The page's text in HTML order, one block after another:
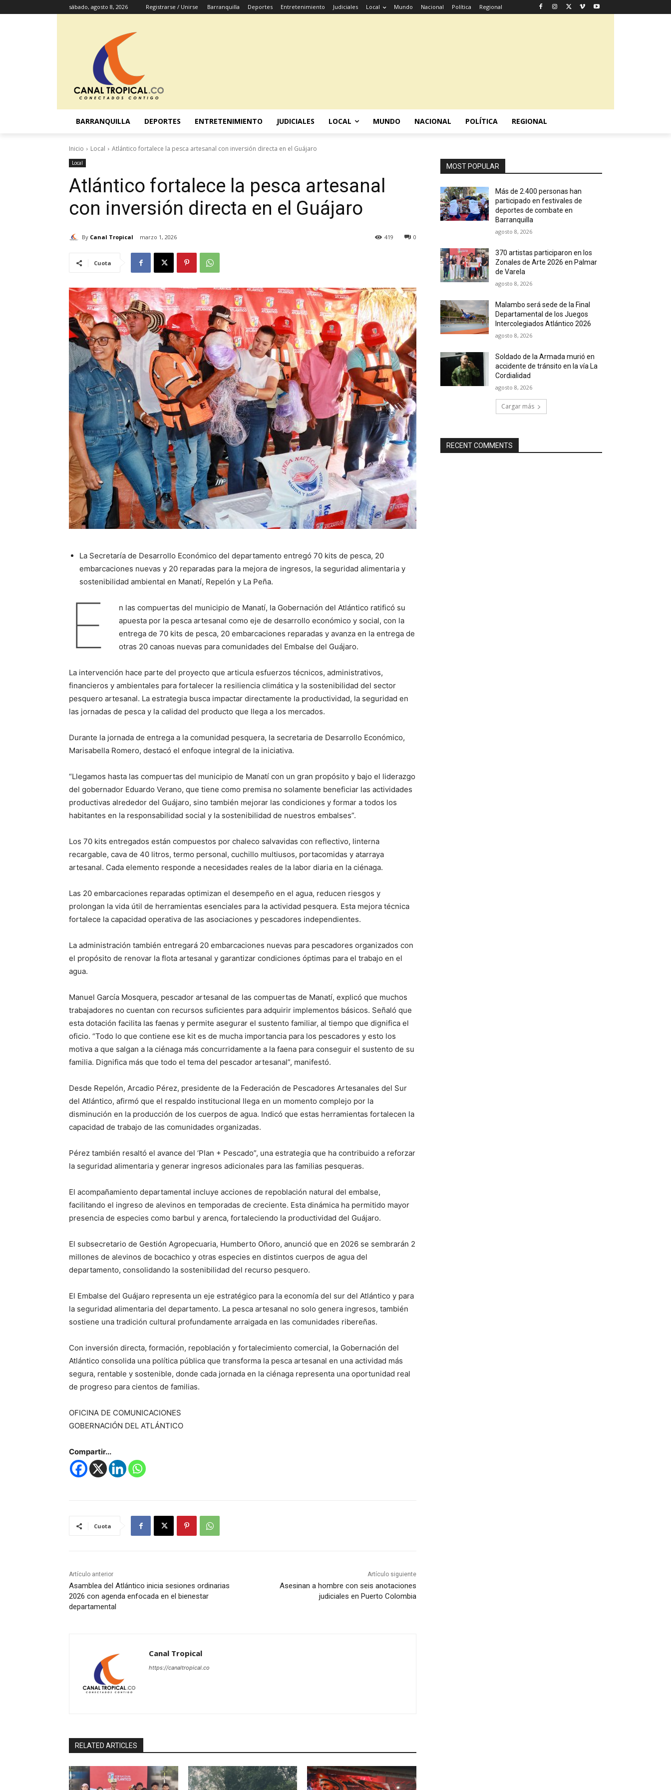
sábado, agosto 8, 2026 Registrarse / Unirse Barranquilla Deportes Entretenimiento Judiciales Local Mundo Nacional Política Regional
BARRANQUILLA DEPORTES ENTRETENIMIENTO JUDICIALES LOCAL MUNDO NACIONAL POLÍTICA REGIONAL
Inicio Local Atlántico fortalece la pesca artesanal con inversión directa en el Guájaro
Local
Atlántico fortalece la pesca artesanal
con inversión directa en el Guájaro
By Canal Tropical marzo 1, 2026 0
419
Cuota
La Secretaría de Desarrollo Económico del departamento entregó 70 kits de pesca, 20
embarcaciones nuevas y 20 reparadas para la mejora de ingresos, la seguridad alimentaria y
sostenibilidad ambiental en Manatí, Repelón y La Peña.
E
n las compuertas del municipio de Manatí, la Gobernación del Atlántico ratificó su
apuesta por la pesca artesanal como eje de desarrollo económico y social, con la
entrega de 70 kits de pesca, 20 embarcaciones reparadas y avanza en la entrega de
otras 20 canoas nuevas para comunidades del Embalse del Guájaro.
La intervención hace parte del proyecto que articula esfuerzos técnicos, administrativos,
financieros y ambientales para fortalecer la resiliencia climática y la sostenibilidad del sector
pesquero artesanal. La estrategia busca impactar directamente la productividad, la seguridad en
las jornadas de pesca y la calidad del producto que llega a los mercados.
Durante la jornada de entrega a la comunidad pesquera, la secretaria de Desarrollo Económico,
Marisabella Romero, destacó el enfoque integral de la iniciativa.
“Llegamos hasta las compuertas del municipio de Manatí con un gran propósito y bajo el liderazgo
del gobernador Eduardo Verano, que tiene como premisa no solamente beneficiar las actividades
productivas alrededor del Guájaro, sino también mejorar las condiciones y formar a todos los
habitantes en la responsabilidad social y la sostenibilidad de nuestros embalses”.
Los 70 kits entregados están compuestos por chaleco salvavidas con reflectivo, linterna
recargable, cava de 40 litros, termo personal, cuchillo multiusos, portacomidas y atarraya
artesanal. Cada elemento responde a necesidades reales de la labor diaria en la ciénaga.
Las 20 embarcaciones reparadas optimizan el desempeño en el agua, reducen riesgos y
prolongan la vida útil de herramientas esenciales para la actividad pesquera. Esta mejora técnica
fortalece la capacidad operativa de las asociaciones y pescadores independientes.
La administración también entregará 20 embarcaciones nuevas para pescadores organizados con
el propósito de renovar la flota artesanal y garantizar condiciones óptimas para el trabajo en el
agua.
Manuel García Mosquera, pescador artesanal de las compuertas de Manatí, explicó que muchos
trabajadores no cuentan con recursos suficientes para adquirir implementos básicos. Señaló que
esta dotación facilita las faenas y permite asegurar el sustento familiar, al tiempo que dignifica el
oficio. “Todo lo que contiene ese kit es de mucha importancia para los pescadores y esto los
motiva a que salgan a la ciénaga más concurridamente a la faena para conseguir el sustento de su
familia. Dignifica más que todo el tema del pescador artesanal”, manifestó.
Desde Repelón, Arcadio Pérez, presidente de la Federación de Pescadores Artesanales del Sur
del Atlántico, afirmó que el respaldo institucional llega en un momento complejo por la
disminución en la producción de los cuerpos de agua. Indicó que estas herramientas fortalecen la
capacidad de trabajo de las comunidades organizadas.
Pérez también resaltó el avance del ‘Plan + Pescado”, una estrategia que ha contribuido a reforzar
la seguridad alimentaria y generar ingresos adicionales para las familias pesqueras.
El acompañamiento departamental incluye acciones de repoblación natural del embalse,
facilitando el ingreso de alevinos en temporadas de creciente. Esta dinámica ha permitido mayor
presencia de especies como barbul y arenca, fortaleciendo la productividad del Guájaro.
El subsecretario de Gestión Agropecuaria, Humberto Oñoro, anunció que en 2026 se sembrarán 2
millones de alevinos de bocachico y otras especies en distintos cuerpos de agua del
departamento, consolidando la sostenibilidad del recurso pesquero.
El Embalse del Guájaro representa un eje estratégico para la economía del sur del Atlántico y para
la seguridad alimentaria del departamento. La pesca artesanal no solo genera ingresos, también
sostiene una tradición cultural profundamente arraigada en las comunidades ribereñas.
Con inversión directa, formación, repoblación y fortalecimiento comercial, la Gobernación del
Atlántico consolida una política pública que transforma la pesca artesanal en una actividad más
segura, rentable y sostenible, donde cada jornada en la ciénaga representa una oportunidad real
de progreso para cientos de familias.
OFICINA DE COMUNICACIONES
GOBERNACIÓN DEL ATLÁNTICO
Compartir...
Cuota
Artículo anterior
Asamblea del Atlántico inicia sesiones ordinarias
2026 con agenda enfocada en el bienestar
departamental
Artículo siguiente
Asesinan a hombre con seis anotaciones
judiciales en Puerto Colombia
Canal Tropical
https://canaltropical.co
RELATED ARTICLES
MOST POPULAR
Más de 2.400 personas han
participado en festivales de
deportes de combate en
Barranquilla
agosto 8, 2026
370 artistas participaron en los
Zonales de Arte 2026 en Palmar
de Varela
agosto 8, 2026
Malambo será sede de la Final
Departamental de los Juegos
Intercolegiados Atlántico 2026
agosto 8, 2026
Soldado de la Armada murió en
accidente de tránsito en la vía La
Cordialidad
agosto 8, 2026
Cargar más
RECENT COMMENTS